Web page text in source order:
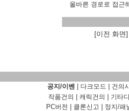
올바른 경로로 접근
[이전 화면]
공지/이벤 다크모드 건의
작품건의
캐릭건의 기타
PC버전
클론신고 정지/패